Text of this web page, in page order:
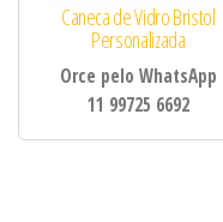
Caneca de Vidro Bristol
Personalizada
Orce pelo WhatsApp
11 99725 6692